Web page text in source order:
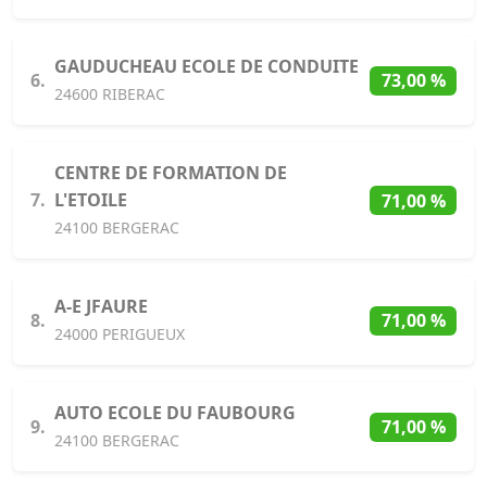
6.
GAUDUCHEAU ECOLE DE CONDUITE
24600 RIBERAC
73,00 %
7.
CENTRE DE FORMATION DE
L'ETOILE
24100 BERGERAC
71,00 %
8.
A-E JFAURE
24000 PERIGUEUX
71,00 %
9.
AUTO ECOLE DU FAUBOURG
24100 BERGERAC
71,00 %